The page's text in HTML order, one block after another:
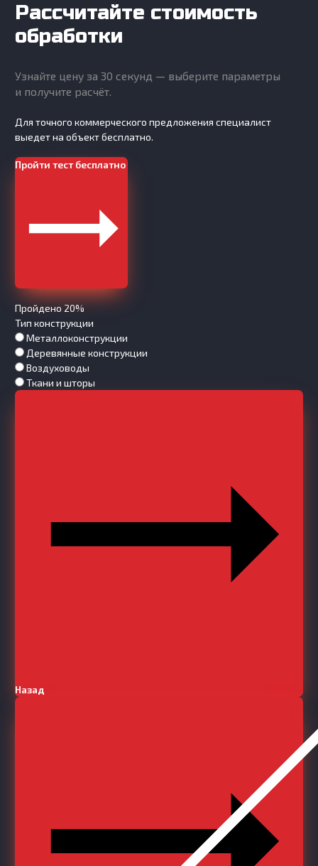
Рассчитайте стоимость
обработки
Узнайте цену за 30 секунд — выберите параметры
и получите расчёт.
Для точного коммерческого предложения специалист
выедет на объект бесплатно.
Пройти тест бесплатно
Пройдено 20%
Тип конструкции
Металлоконструкции
Деревянные конструкции
Воздуховоды
Ткани и шторы
Назад